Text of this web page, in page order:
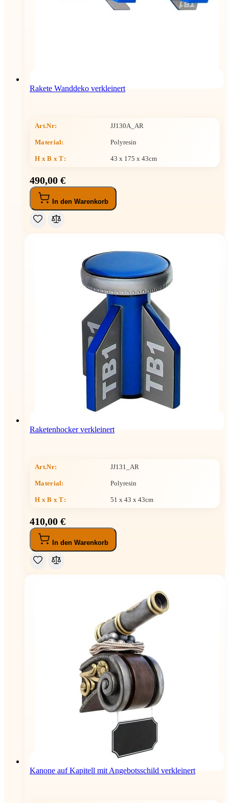
Rakete Wanddeko verkleinert
Art.Nr: JJ130A_AR
Material: Polyresin
H x B x T: 43 x 175 x 43cm
490,00 €
In den Warenkorb
Raketenhocker verkleinert
Art.Nr: JJ131_AR
Material: Polyresin
H x B x T: 51 x 43 x 43cm
410,00 €
In den Warenkorb
Kanone auf Kapitell mit Angebotsschild verkleinert